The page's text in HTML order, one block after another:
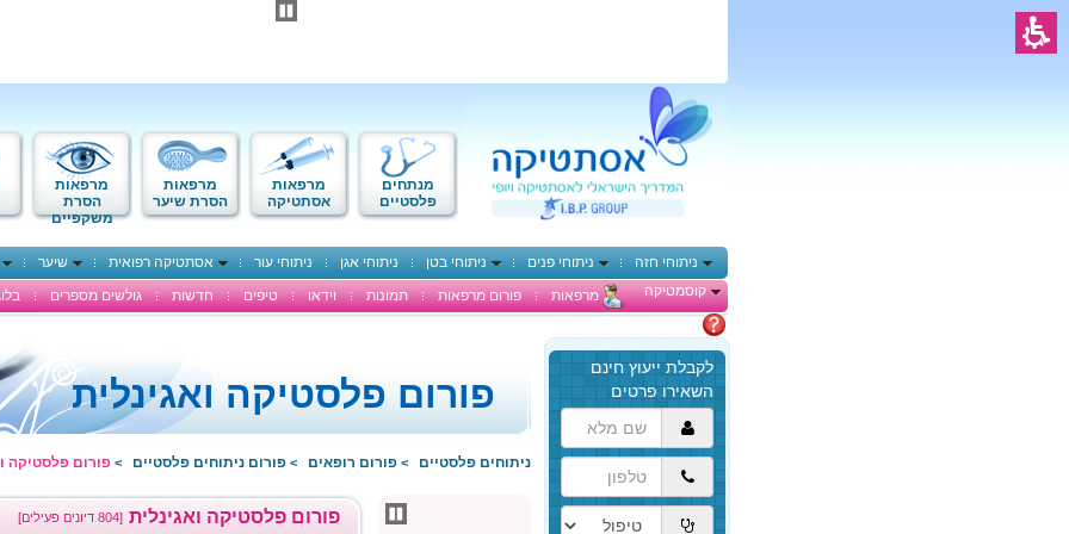
מנתחים
פלסטיים
מרפאות
אסתטיקה
מרפאות
הסרת שיער
מרפאות
הסרת
משקפיים
ניתוחי חזה ניתוחי פנים ניתוחי בטן ניתוחי אגן ניתוחי עור אסתטיקה רפואית שיער
קוסמטיקה
מרפאות פורום מרפאות תמונות וידאו טיפים חדשות גולשים מספרים
הגעת
לתוכן
המרכזי,
באפשרותך
ללחוץ
אנטר
כדי
לדלג
לאזור
פורום פלסטיקה ואגינלית
ניתוחים פלסטיים > פורום רופאים > פורום ניתוחים פלסטיים > פורום פלסטיקה
[804 דיונים פעילים] פורום פלסטיקה ואגינלית